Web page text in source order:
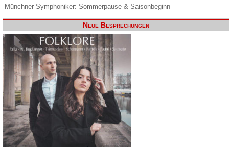
Münchner Symphoniker: Sommerpause & Saisonbeginn
Neue Besprechungen